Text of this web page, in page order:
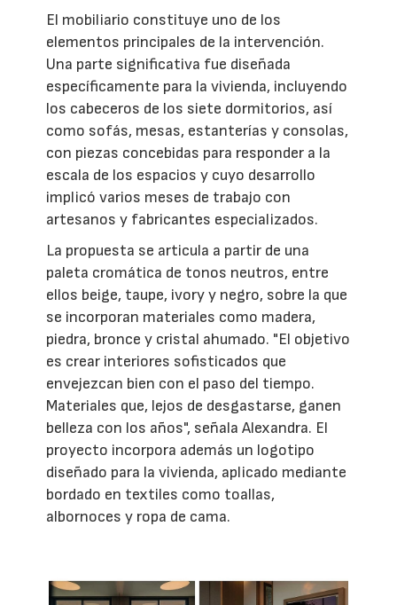
El mobiliario constituye uno de los
elementos principales de la intervención.
Una parte significativa fue diseñada
específicamente para la vivienda, incluyendo
los cabeceros de los siete dormitorios, así
como sofás, mesas, estanterías y consolas,
con piezas concebidas para responder a la
escala de los espacios y cuyo desarrollo
implicó varios meses de trabajo con
artesanos y fabricantes especializados.
La propuesta se articula a partir de una
paleta cromática de tonos neutros, entre
ellos beige, taupe, ivory y negro, sobre la que
se incorporan materiales como madera,
piedra, bronce y cristal ahumado. "El objetivo
es crear interiores sofisticados que
envejezcan bien con el paso del tiempo.
Materiales que, lejos de desgastarse, ganen
belleza con los años", señala Alexandra. El
proyecto incorpora además un logotipo
diseñado para la vivienda, aplicado mediante
bordado en textiles como toallas,
albornoces y ropa de cama.